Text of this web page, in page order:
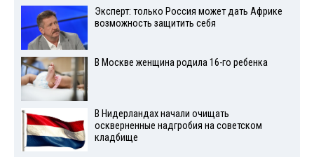
Эксперт: только Россия может дать Африке
возможность защитить себя
В Москве женщина родила 16-го ребенка
В Нидерландах начали очищать
оскверненные надгробия на советском
кладбище